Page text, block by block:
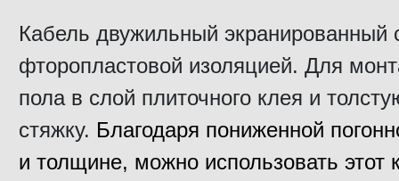
Кабель двужильный экранированный
фторопластовой изоляцией. Для
пола в слой плиточного клея и
стяжку. Благодаря пониженной
и толщине, можно использовать этот